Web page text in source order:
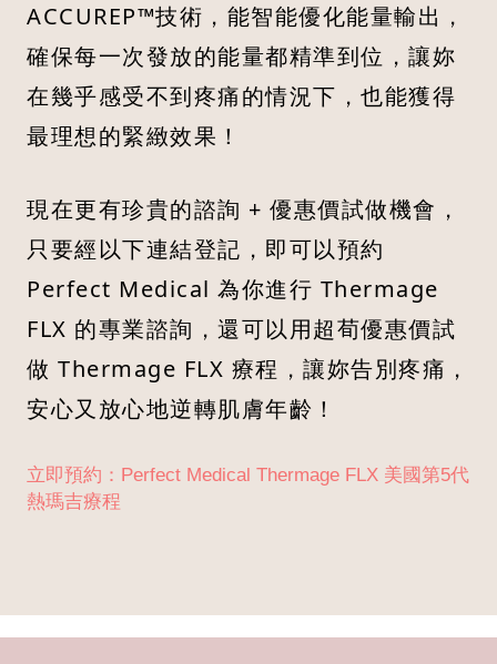
ACCUREP™技術，能智能優化能量輸出，
確保每一次發放的能量都精準到位，讓妳
在幾乎感受不到疼痛的情況下，也能獲得
最理想的緊緻效果！
現在更有珍貴的諮詢 + 優惠價試做機會，
只要經以下連結登記，即可以預約
Perfect Medical 為你進行 Thermage
FLX 的專業諮詢，還可以用超荀優惠價試
做 Thermage FLX 療程，讓妳告別疼痛，
安心又放心地逆轉肌膚年齡！
立即預約：Perfect Medical Thermage FLX 美國第5代
熱瑪吉療程